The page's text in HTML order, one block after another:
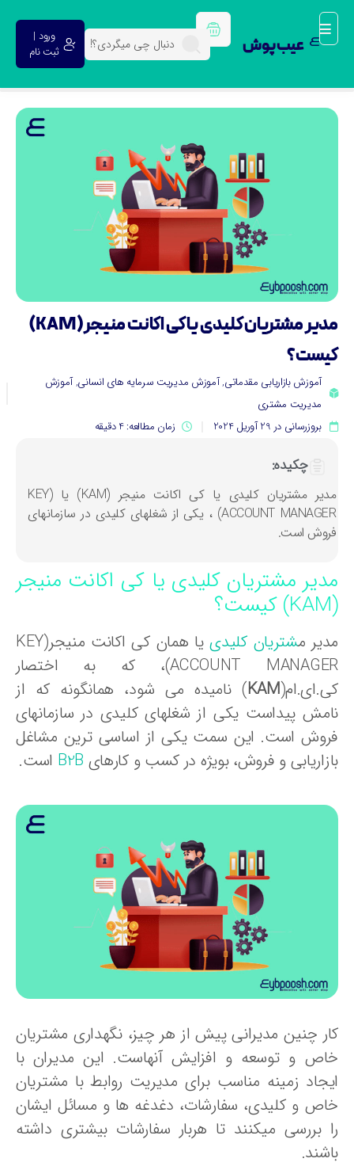
عیب پوش
ورود |
ثبت نام
مدیر مشتریان کلیدی یا کی اکانت منیجر (KAM)
آموزش بازاریابی مقدماتی,آموزش مدیریت سرمایه های انسانی,آموزش
مدیریت مشتری
بروزرسانی در 29 آوریل 2024
زمان مطالعه: 4 دقیقه
چکیده:
مدیر مشتریان کلیدی یا کی اکانت منیجر (KAM) یا (KEY
ACCOUNT MANAGER) ، یکی از شغلهای کلیدی در سازمانهای
است.
مشتریان کلیدی یا کی اکانت منیجر
مشتریان کلیدی
یا همان کی اکانت منیجر(KEY
ACCOUNT MANAGER)، که به اختصار
KAM) نامیده می شود، همانگونه که از
پیداست یکی از شغلهای کلیدی در سازمانهای
است. این سمت یکی از اساسی ترین مشاغل
و فروش، بویژه در کسب و کارهایB2Bاست.
چنین مدیرانی پیش از هر چیز، نگهداری مشتریان
و توسعه و افزایش آنهاست. این مدیران با
زمینه مناسب برای مدیریت روابط با مشتریان
و کلیدی، سفارشات، دغدغه ها و مسائل ایشان
بررسی میکنند تا هربار سفارشات بیشتری داشته